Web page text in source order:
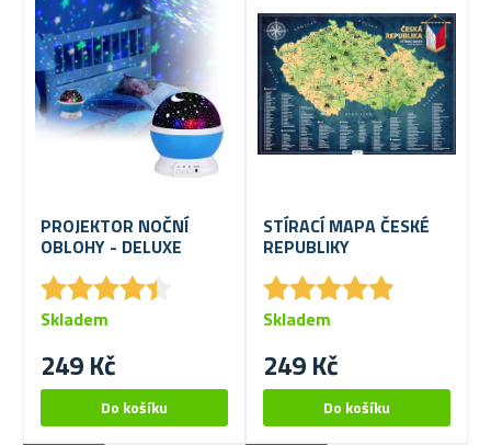
PROJEKTOR NOČNÍ
OBLOHY - DELUXE
★★★★★
★★★★★
249 Kč
Skladem
STÍRACÍ MAPA ČESKÉ
REPUBLIKY
★★★★★
★★★★★
249 Kč
Skladem